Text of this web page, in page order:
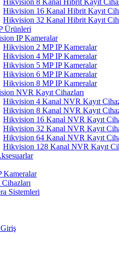
Hikvision 8 Kanal Hibrit Kayıt
Hikvision 16 Kanal Hibrit Kayıt
Hikvision 32 Kanal Hibrit Kayıt
Ürünleri
IP Kameralar
Hikvision 2 MP IP Kameralar
Hikvision 4 MP IP Kameralar
Hikvision 5 MP IP Kameralar
Hikvision 6 MP IP Kameralar
Hikvision 8 MP IP Kameralar
NVR Kayıt Cihazları
Hikvision 4 Kanal NVR Kayıt
Hikvision 8 Kanal NVR Kayıt
Hikvision 16 Kanal NVR Kayıt
Hikvision 32 Kanal NVR Kayıt
Hikvision 64 Kanal NVR Kayıt
Hikvision 128 Kanal NVR Kayıt
Kameralar
Sistemleri